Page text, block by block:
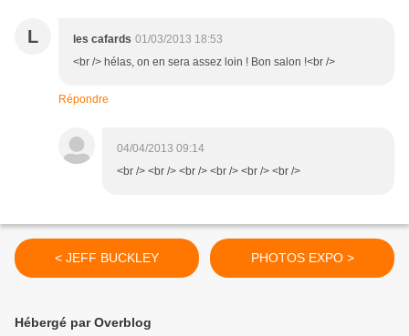
L les cafards 01/03/2013 18:53
<br /> hélas, on en sera assez loin ! Bon salon !<br />
Répondre
04/04/2013 09:14
<br /> <br /> <br /> <br /> <br /> <br />
< JEFF BUCKLEY PHOTOS EXPO >
Hébergé par Overblog